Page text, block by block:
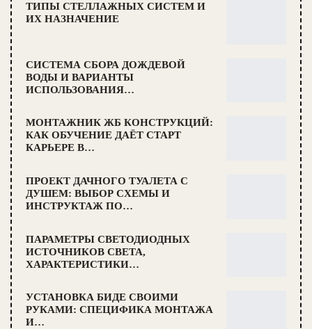
ТИПЫ СТЕЛЛАЖНЫХ СИСТЕМ И
ИХ НАЗНАЧЕНИЕ
СИСТЕМА СБОРА ДОЖДЕВОЙ
ВОДЫ И ВАРИАНТЫ
ИСПОЛЬЗОВАНИЯ…
МОНТАЖНИК ЖБ КОНСТРУКЦИЙ:
КАК ОБУЧЕНИЕ ДАЁТ СТАРТ
КАРЬЕРЕ В…
ПРОЕКТ ДАЧНОГО ТУАЛЕТА С
ДУШЕМ: ВЫБОР СХЕМЫ И
ИНСТРУКТАЖ ПО…
ПАРАМЕТРЫ СВЕТОДИОДНЫХ
ИСТОЧНИКОВ СВЕТА,
ХАРАКТЕРИСТИКИ…
УСТАНОВКА БИДЕ СВОИМИ
РУКАМИ: СПЕЦИФИКА МОНТАЖА
И…